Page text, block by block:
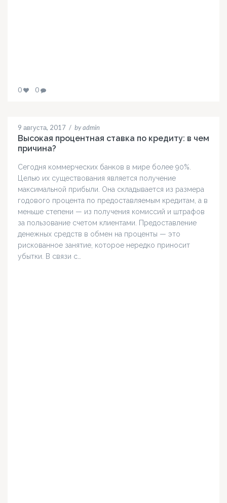
0 0
9 августа, 2017 / by admin
Высокая процентная ставка по кредиту: в чем
причина?
Сегодня коммерческих банков в мире более 90%.
Целью их существования является получение
максимальной прибыли. Она складывается из размера
годового процента по предоставляемым кредитам, а в
меньше степени — из получения комиссий и штрафов
за пользование счетом клиентами. Предоставление
денежных средств в обмен на проценты — это
рискованное занятие, которое нередко приносит
убытки. В связи с…